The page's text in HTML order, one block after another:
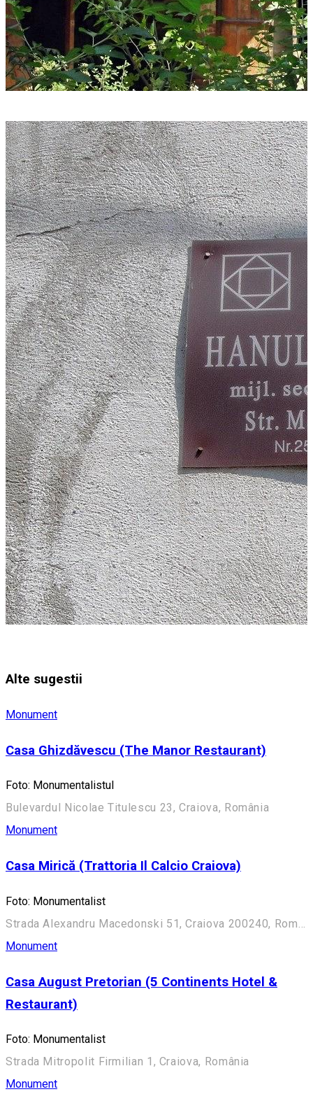
Alte sugestii
Monument
Casa Ghizdăvescu (The Manor Restaurant)
Foto: Monumentalistul
Bulevardul Nicolae Titulescu 23, Craiova, România
Monument
Casa Mirică (Trattoria Il Calcio Craiova)
Foto: Monumentalist
Monument
Casa August Pretorian (5 Continents Hotel &
Restaurant)
Foto: Monumentalist
Strada Mitropolit Firmilian 1, Craiova, România
Monument